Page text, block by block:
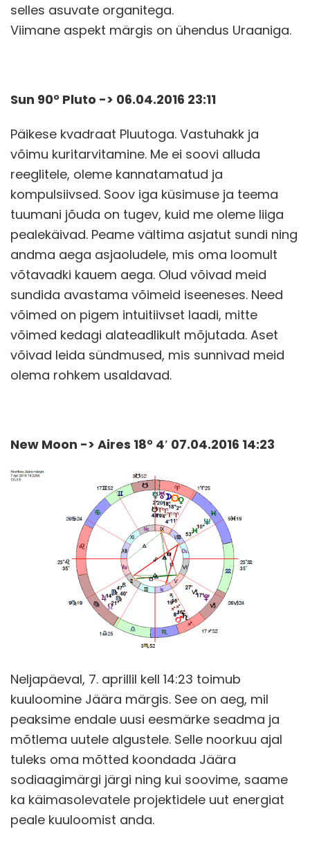
selles asuvate organitega.
Viimane aspekt märgis on ühendus Uraaniga.
Sun 90° Pluto -> 06.04.2016 23:11
Päikese kvadraat Pluutoga. Vastuhakk ja
võimu kuritarvitamine. Me ei soovi alluda
reeglitele, oleme kannatamatud ja
kompulsiivsed. Soov iga küsimuse ja teema
tuumani jõuda on tugev, kuid me oleme liiga
pealekäivad. Peame vältima asjatut sundi ning
andma aega asjaoludele, mis oma loomult
võtavadki kauem aega. Olud võivad meid
sundida avastama võimeid iseeneses. Need
võimed on pigem intuitiivset laadi, mitte
võimed kedagi alateadlikult mõjutada. Aset
võivad leida sündmused, mis sunnivad meid
olema rohkem usaldavad.
New Moon -> Aires 18° 4′ 07.04.2016 14:23
Neljapäeval, 7. aprillil kell 14:23 toimub
kuuloomine Jäära märgis. See on aeg, mil
peaksime endale uusi eesmärke seadma ja
mõtlema uutele algustele. Selle noorkuu ajal
tuleks oma mõtted koondada Jäära
sodiaagimärgi järgi ning kui soovime, saame
ka käimasolevatele projektidele uut energiat
peale kuuloomist anda.